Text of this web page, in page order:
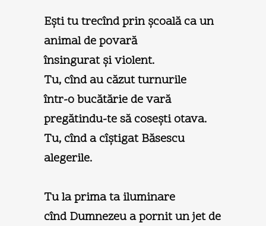
Eşti tu trecînd prin şcoală ca un
animal de povară
însingurat şi violent.
Tu, cînd au căzut turnurile
într-o bucătărie de vară
pregătindu-te să coseşti otava.
Tu, cînd a cîştigat Băsescu
alegerile.
Tu la prima ta iluminare
cînd Dumnezeu a pornit un jet de